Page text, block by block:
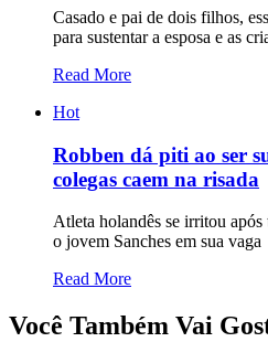
Casado e pai de dois filhos,
para sustentar a esposa e as
Read More
Hot
Robben dá piti ao ser
colegas caem na risada
Atleta holandês se irritou
o jovem Sanches em sua vaga
Read More
Você Também Vai